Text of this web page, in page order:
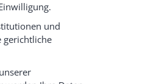
und
gerichtliche